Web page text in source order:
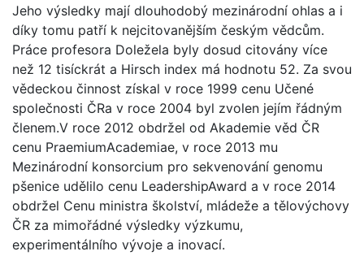
Jeho výsledky mají dlouhodobý mezinárodní ohlas a i
díky tomu patří k nejcitovanějším českým vědcům.
Práce profesora Doležela byly dosud citovány více
než 12 tisíckrát a Hirsch index má hodnotu 52. Za svou
vědeckou činnost získal v roce 1999 cenu Učené
společnosti ČRa v roce 2004 byl zvolen jejím řádným
členem.V roce 2012 obdržel od Akademie věd ČR
cenu PraemiumAcademiae, v roce 2013 mu
Mezinárodní konsorcium pro sekvenování genomu
pšenice udělilo cenu LeadershipAward a v roce 2014
obdržel Cenu ministra školství, mládeže a tělovýchovy
ČR za mimořádné výsledky výzkumu,
experimentálního vývoje a inovací.